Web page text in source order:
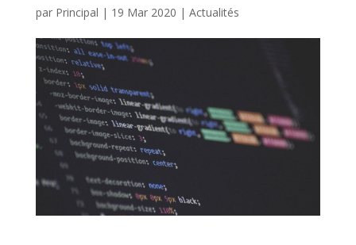
par Principal | 19 Mar 2020 | Actualités